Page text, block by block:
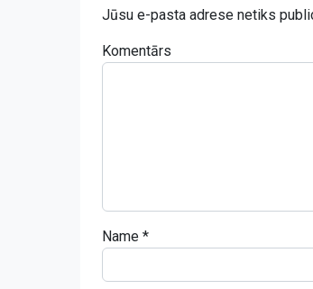
Jūsu e-pasta adrese netiks
Komentārs
Name *